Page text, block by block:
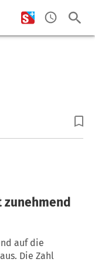
auf die
Die Zahl